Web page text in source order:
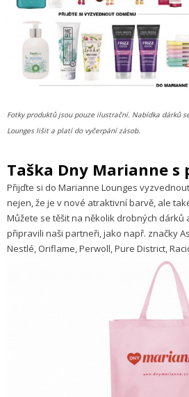
Fotky produktů jsou pouze ilustrační. Nabídka dárků
Lounges lišit a platí do vyčerpání zásob.
Taška Dny Marianne s
Přijďte si do Marianne Lounges
nejen, že je v nové atraktivní barvě, ale
Můžete se těšit na několik drobných dárků
připravili naši partneři, jako např. značky
Nestlé, Oriflame, Perwoll, Pure District,